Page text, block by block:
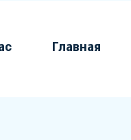
Главная